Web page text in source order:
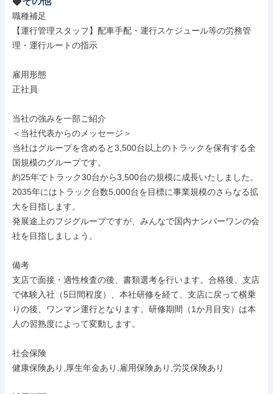
職種補足
【運行管理スタッフ】配車手配・運行スケジュール等の労務管
理・運行ルートの指示
雇用形態
正社員
当社の強みを一部ご紹介
＜当社代表からのメッセージ＞
当社はグループを含めると3,500台以上のトラックを保有する全
国規模のグループです。
約25年でトラック30台から3,500台の規模に成長いたしました。
2035年にはトラック台数5,000台を目標に事業規模のさらなる拡
大を目指します。
発展途上のフジグループですが、みんなで国内ナンバーワンの会
社を目指しましょう。
備考
支店で面接・適性検査の後、書類選考を行います。合格後、支店
で体験入社（5日間程度）、本社研修を経て、支店に戻って横乗
りの後、ワンマン運行となります。研修期間（1か月目安）は本
人の習熟度によって変動します。
社会保険
健康保険あり,厚生年金あり,雇用保険あり,労災保険あり